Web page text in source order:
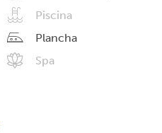
Piscina
Plancha
Spa